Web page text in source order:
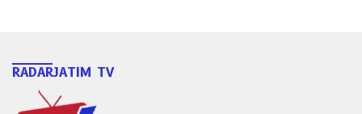
RADARJATIM TV